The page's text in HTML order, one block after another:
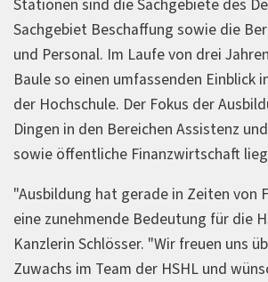
Stationen sind die Sachgebiete des
Sachgebiet Beschaffung sowie die
und Personal. Im Laufe von drei
Baule so einen umfassenden Einblick
der Hochschule. Der Fokus der
Dingen in den Bereichen Assistenz
sowie öffentliche Finanzwirtschaft
"Ausbildung hat gerade in Zeiten von
eine zunehmende Bedeutung für die
Kanzlerin Schlösser. "Wir freuen uns
Zuwachs im Team der HSHL und